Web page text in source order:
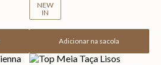
NEW
IN
Adicionar na sacola